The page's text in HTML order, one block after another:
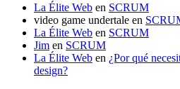
La Élite Web en SCRUM
video game undertale en
La Élite Web en SCRUM
Jim en SCRUM
La Élite Web en ¿Por qué
design?